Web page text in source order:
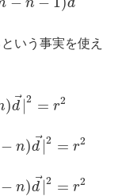
n d
いう事実を使え
)d ⃗
|2 = r2
− n)d ⃗2 = r2
− n)d ⃗2 = r2